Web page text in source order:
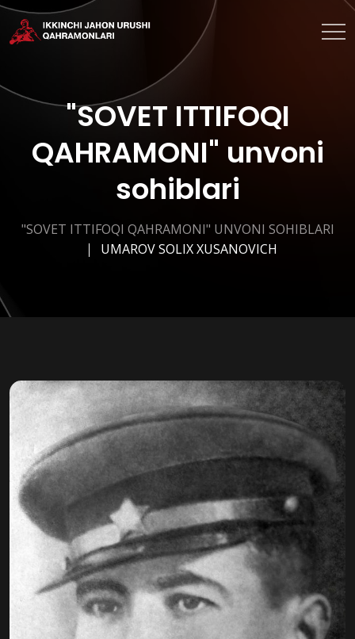
"SOVET ITTIFOQI
QAHRAMONI" unvoni
sohiblari
"SOVET ITTIFOQI QAHRAMONI" UNVONI SOHIBLARI
UMAROV SOLIX XUSANOVICH